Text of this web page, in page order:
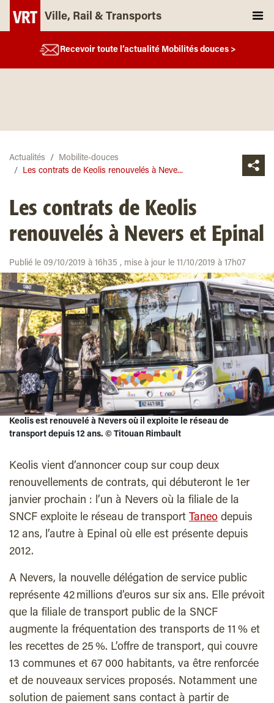
Ville, Rail & Transports
Recevoir toute l’actualité Mobilités douces >
Actualités
Mobilite-douces
Les contrats de Keolis renouvelés à Neve...
Les contrats de Keolis
renouvelés à Nevers et Epinal
Publié le 09/10/2019 à 16h35 , mise à jour le 11/10/2019 à 17h07
Keolis est renouvelé à Nevers où il exploite le réseau de
transport depuis 12 ans. © Titouan Rimbault
Keolis vient d’annoncer coup sur coup deux
renouvellements de contrats, qui débuteront le 1er
janvier prochain : l’un à Nevers où la filiale de la
SNCF exploite le réseau de transport Taneo depuis
12 ans, l’autre à Epinal où elle est présente depuis
2012.
A Nevers, la nouvelle délégation de service public
représente 42 millions d’euros sur six ans. Elle prévoit
que la filiale de transport public de la SNCF
augmente la fréquentation des transports de 11 % et
les recettes de 25 %. L’offre de transport, qui couvre
13 communes et 67 000 habitants, va être renforcée
et de nouveaux services proposés. Notamment une
solution de paiement sans contact à partir de